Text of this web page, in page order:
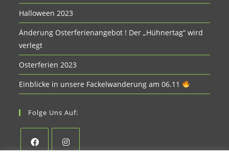
Halloween 2023
Änderung Osterferienangebot ! Der „Hühnertag“ wird
verlegt
Osterferien 2023
Einblicke in unsere Fackelwanderung am 06.11
Folge Uns Auf: